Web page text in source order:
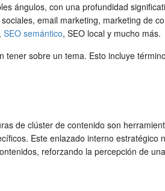
ángulos, con una profundidad
email marketing, marketing de
SEO semántico, SEO local y mucho más.
sobre un tema. Esto incluye
de clúster de contenido son
Este enlazado interno
reforzando la percepción de